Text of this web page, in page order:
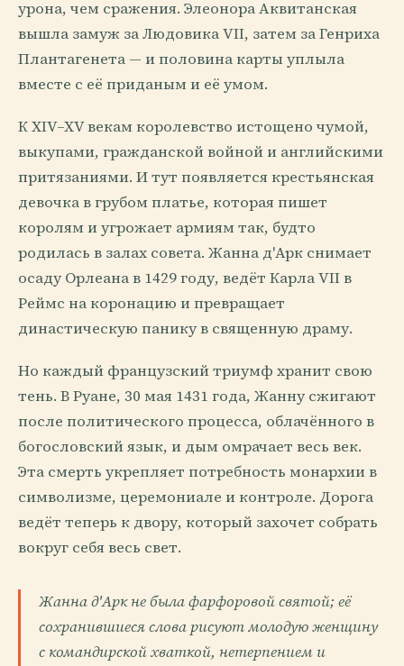
урона, чем сражения. Элеонора Аквитанская
вышла замуж за Людовика VII, затем за Генриха
Плантагенета — и половина карты уплыла
вместе с её приданым и её умом.
К XIV–XV векам королевство истощено чумой,
выкупами, гражданской войной и английскими
притязаниями. И тут появляется крестьянская
девочка в грубом платье, которая пишет
королям и угрожает армиям так, будто
родилась в залах совета. Жанна д'Арк снимает
осаду Орлеана в 1429 году, ведёт Карла VII в
Реймс на коронацию и превращает
династическую панику в священную драму.
Но каждый французский триумф хранит свою
тень. В Руане, 30 мая 1431 года, Жанну сжигают
после политического процесса, облачённого в
богословский язык, и дым омрачает весь век.
Эта смерть укрепляет потребность монархии в
символизме, церемониале и контроле. Дорога
ведёт теперь к двору, который захочет собрать
вокруг себя весь свет.
Жанна д'Арк не была фарфоровой святой; её
сохранившиеся слова рисуют молодую женщину
с командирской хваткой, нетерпением и